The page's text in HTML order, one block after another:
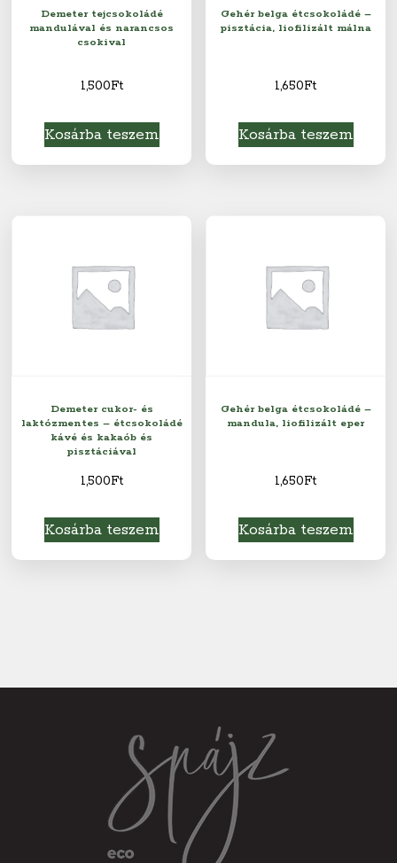
Demeter tejcsokoládé
mandulával és narancsos
csokival
1,500Ft
Kosárba teszem
Gehér belga étcsokoládé –
pisztácia, liofilizált málna
1,650Ft
Kosárba teszem
Demeter cukor- és
laktózmentes – étcsokoládé
kávé és kakaób és
pisztáciával
1,500Ft
Kosárba teszem
Gehér belga étcsokoládé –
mandula, liofilizált eper
1,650Ft
Kosárba teszem